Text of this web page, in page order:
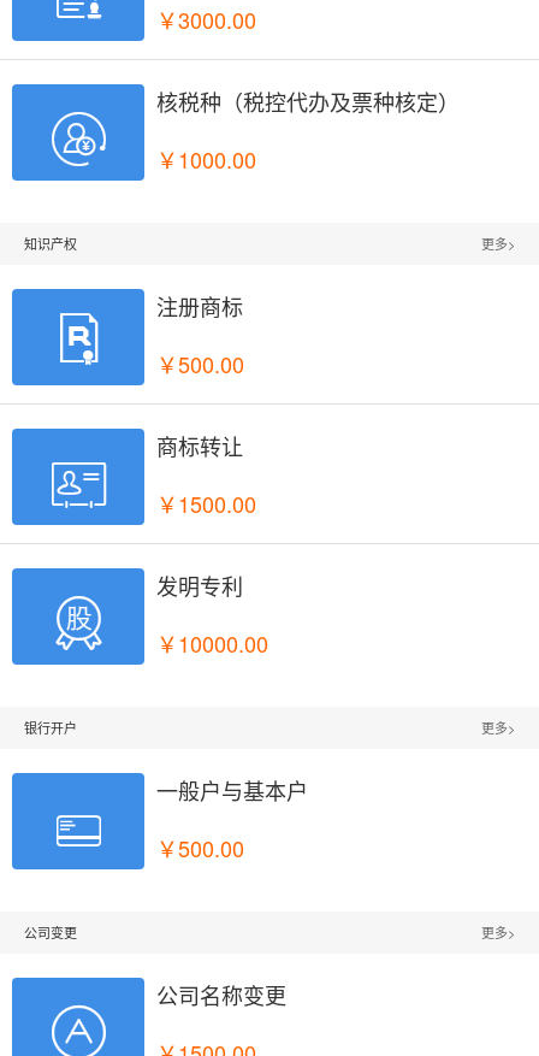
￥3000.00

核税种（税控代办及票种核定）
￥1000.00
知识产权 更多>

注册商标
￥500.00

商标转让
￥1500.00

发明专利
￥10000.00
银行开户 更多>

一般户与基本户
￥500.00
公司变更 更多>

公司名称变更